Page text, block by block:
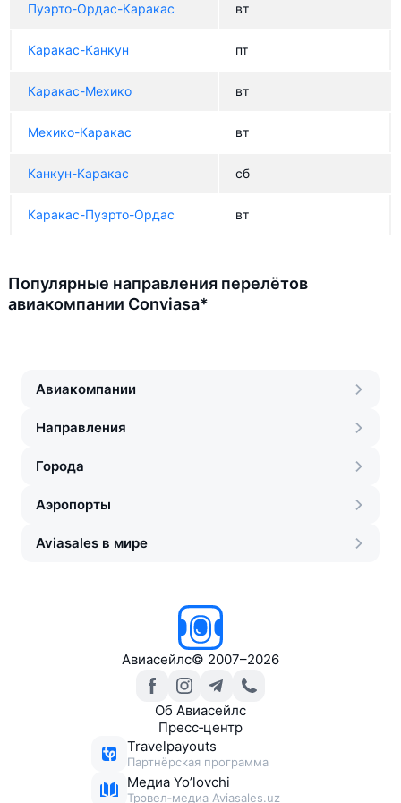
Пуэрто-Ордас-Каракас вт
Каракас-Канкун пт
Каракас-Мехико вт
Мехико-Каракас вт
Канкун-Каракас сб
Каракас-Пуэрто-Ордас вт
Популярные направления перелётов
авиакомпании Conviasa*
Авиакомпании
Направления
Города
Аэропорты
Aviasales в мире
Авиасейлс© 2007–2026
Об Авиасейлс
Пресс‑центр
Travelpayouts
Партнёрская программа
Медиа Yo’lovchi
Трэвел‑медиа Aviasales.uz